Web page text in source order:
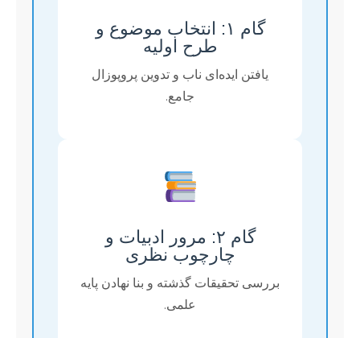
گام ۱: انتخاب موضوع و
طرح اولیه
یافتن ایده‌ای ناب و تدوین پروپوزال
جامع.
گام ۲: مرور ادبیات و
چارچوب نظری
بررسی تحقیقات گذشته و بنا نهادن پایه
علمی.